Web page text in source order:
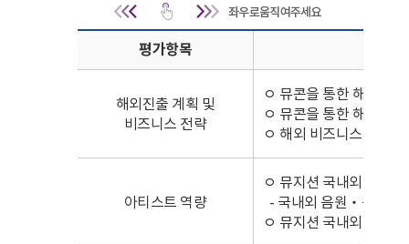
선정절차 및 평가 기준 | 평가기준 |
평가항목
해외진출 계획 및
비즈니스 전략
ㅇ 뮤콘을 통한 해외 시
ㅇ 뮤콘을 통한 해외 홍
ㅇ 해외 비즈니스 책임
아티스트 역량
ㅇ 뮤지션 국내외 활동
- 국내외 음원‧음반 발
ㅇ 뮤지션 국내외 인지